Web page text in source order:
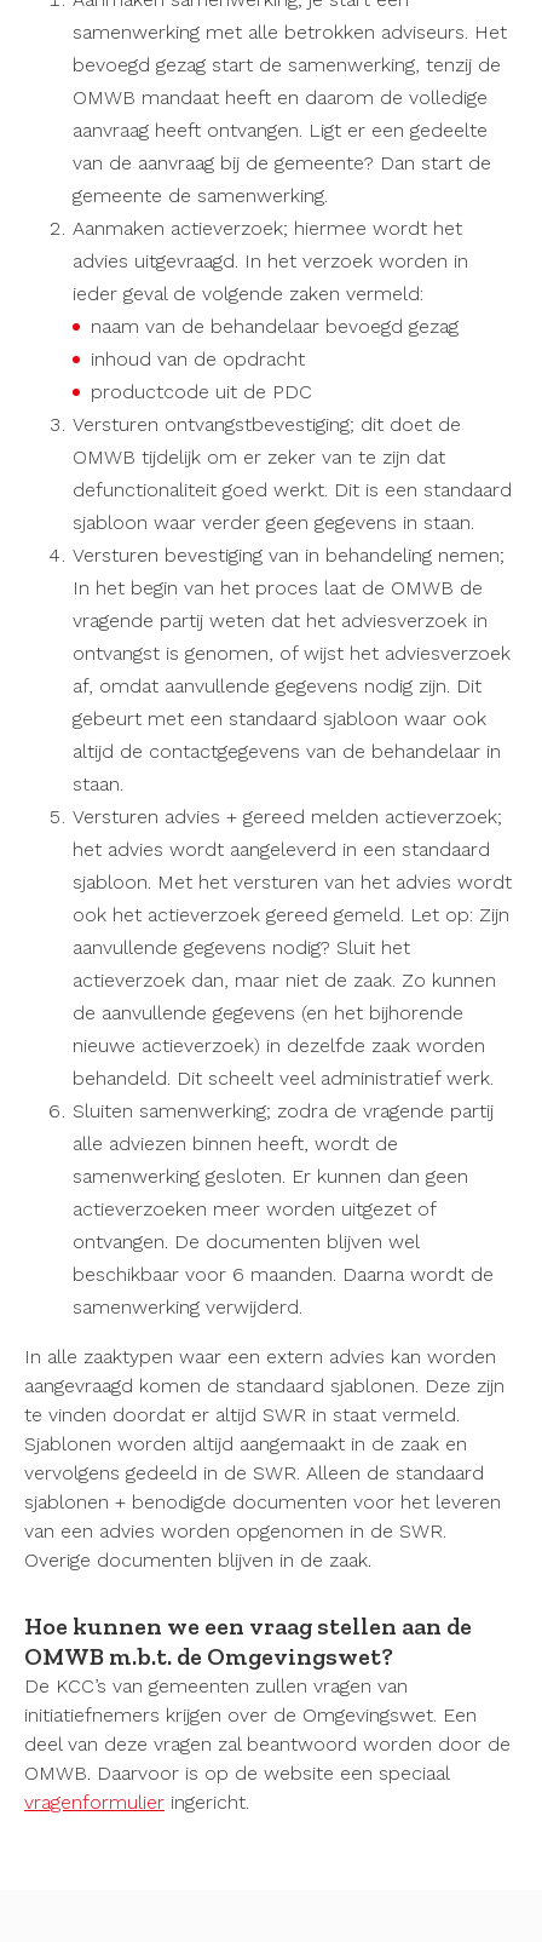
samenwerking met alle betrokken adviseurs. Het
bevoegd gezag start de samenwerking, tenzij de
OMWB mandaat heeft en daarom de volledige
aanvraag heeft ontvangen. Ligt er een gedeelte
van de aanvraag bij de gemeente? Dan start de
gemeente de samenwerking.
Aanmaken actieverzoek; hiermee wordt het
advies uitgevraagd. In het verzoek worden in
ieder geval de volgende zaken vermeld:
naam van de behandelaar bevoegd gezag
inhoud van de opdracht
productcode uit de PDC
Versturen ontvangstbevestiging; dit doet de
OMWB tijdelijk om er zeker van te zijn dat
defunctionaliteit goed werkt. Dit is een standaard
sjabloon waar verder geen gegevens in staan.
Versturen bevestiging van in behandeling nemen;
In het begin van het proces laat de OMWB de
vragende partij weten dat het adviesverzoek in
ontvangst is genomen, of wijst het adviesverzoek
af, omdat aanvullende gegevens nodig zijn. Dit
gebeurt met een standaard sjabloon waar ook
altijd de contactgegevens van de behandelaar in
staan.
Versturen advies + gereed melden actieverzoek;
het advies wordt aangeleverd in een standaard
sjabloon. Met het versturen van het advies wordt
ook het actieverzoek gereed gemeld. Let op: Zijn
aanvullende gegevens nodig? Sluit het
actieverzoek dan, maar niet de zaak. Zo kunnen
de aanvullende gegevens (en het bijhorende
nieuwe actieverzoek) in dezelfde zaak worden
behandeld. Dit scheelt veel administratief werk.
Sluiten samenwerking; zodra de vragende partij
alle adviezen binnen heeft, wordt de
samenwerking gesloten. Er kunnen dan geen
actieverzoeken meer worden uitgezet of
ontvangen. De documenten blijven wel
beschikbaar voor 6 maanden. Daarna wordt de
samenwerking verwijderd.
In alle zaaktypen waar een extern advies kan worden
aangevraagd komen de standaard sjablonen. Deze zijn
te vinden doordat er altijd SWR in staat vermeld.
Sjablonen worden altijd aangemaakt in de zaak en
vervolgens gedeeld in de SWR. Alleen de standaard
sjablonen + benodigde documenten voor het leveren
van een advies worden opgenomen in de SWR.
Overige documenten blijven in de zaak.
Hoe kunnen we een vraag stellen aan de
OMWB m.b.t. de Omgevingswet?
De KCC’s van gemeenten zullen vragen van
initiatiefnemers krijgen over de Omgevingswet. Een
deel van deze vragen zal beantwoord worden door de
OMWB. Daarvoor is op de website een speciaal
vragenformulier ingericht.